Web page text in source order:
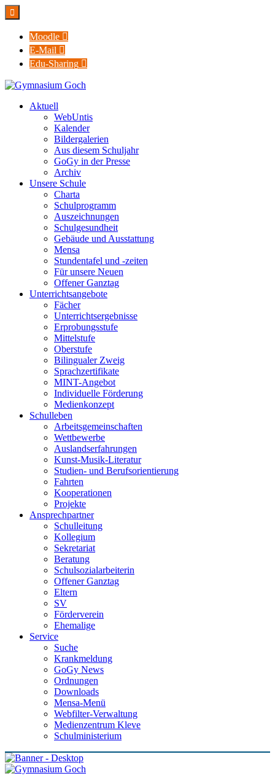

Moodle 
E-Mail 
Edu-Sharing 
Aktuell
WebUntis
Kalender
Bildergalerien
Aus diesem Schuljahr
GoGy in der Presse
Archiv
Unsere Schule
Charta
Schulprogramm
Auszeichnungen
Schulgesundheit
Gebäude und Ausstattung
Mensa
Stundentafel und -zeiten
Für unsere Neuen
Offener Ganztag
Unterrichtsangebote
Fächer
Unterrichtsergebnisse
Erprobungsstufe
Mittelstufe
Oberstufe
Bilingualer Zweig
Sprachzertifikate
MINT-Angebot
Individuelle Förderung
Medienkonzept
Schulleben
Arbeitsgemeinschaften
Wettbewerbe
Auslandserfahrungen
Kunst-Musik-Literatur
Studien- und Berufsorientierung
Fahrten
Kooperationen
Projekte
Ansprechpartner
Schulleitung
Kollegium
Sekretariat
Beratung
Schulsozialarbeiterin
Offener Ganztag
Eltern
SV
Förderverein
Ehemalige
Service
Suche
Krankmeldung
GoGy News
Ordnungen
Downloads
Mensa-Menü
Webfilter-Verwaltung
Medienzentrum Kleve
Schulministerium